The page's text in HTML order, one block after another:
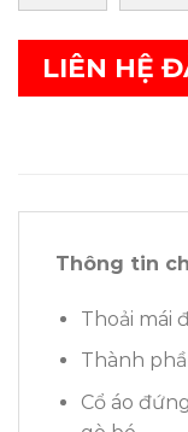
LIÊN HỆ
Thông tin
Thoải mái
Thành
Cổ áo